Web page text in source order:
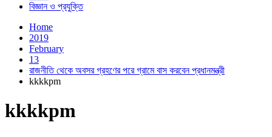
বিজ্ঞান ও প্রযুক্তি
Home
2019
February
13
রাজনীতি থেকে অবসর গ্রহণের পরে গ্রামে বাস করবেন প্রধানমন্ত্রী
kkkkpm
kkkkpm